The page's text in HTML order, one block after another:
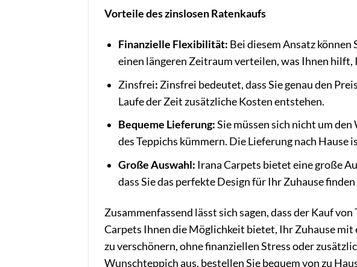
Vorteile des zinslosen Ratenkaufs
Finanzielle Flexibilität: Bei diesem Ansatz können
einen längeren Zeitraum verteilen, was Ihnen hilft,
Zinsfrei: Zinsfrei bedeutet, dass Sie genau den
Laufe der Zeit zusätzliche Kosten entstehen.
Bequeme Lieferung:Sie müssen sich nicht um
des Teppichs kümmern. Die Lieferung nach Hause
Große Auswahl: Irana Carpets bietet eine große
dass Sie das perfekte Design für Ihr Zuhause finden
Zusammenfassend lässt sich sagen, dass der Kauf
Carpets Ihnen die Möglichkeit bietet, Ihr Zuhause
zu verschönern, ohne finanziellen Stress oder
Wunschteppich aus, bestellen Sie bequem von zu